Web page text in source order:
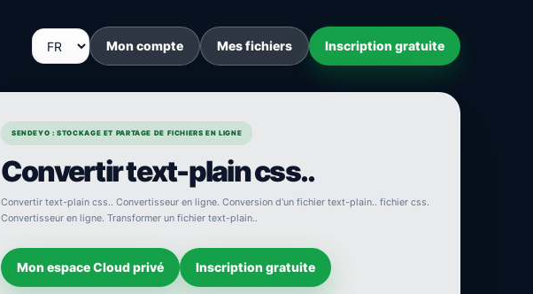
Mon compte Mes fichiers Inscription gratuite
SENDEYO : STOCKAGE ET PARTAGE DE FICHIERS EN LIGNE
Convertir text-plain css..
Convertir text-plain css.. Convertisseur en ligne. Conversion d'un fichier text-plain.. fichier css.
Convertisseur en ligne. Transformer un fichier text-plain..
Mon espace Cloud privé Inscription gratuite